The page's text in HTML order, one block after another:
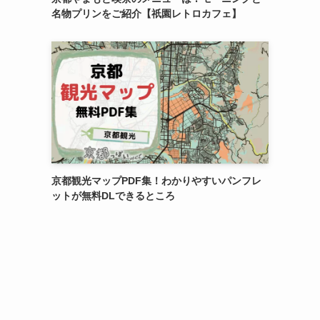
名物プリンをご紹介【祇園レトロカフェ】
京都観光マップPDF集！わかりやすいパンフレ
ットが無料DLできるところ